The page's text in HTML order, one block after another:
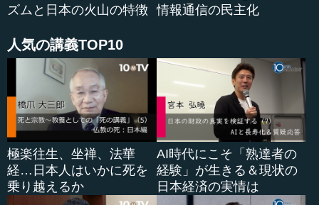
界のいくつかの原子力発電所で、海洋の温度が上がりすぎ
きています。したがって、原発に依存する温暖化...
ズムと日本の火山の特徴
情報通信の民主化
人気の講義TOP10
極楽往生、坐禅、法華
経…日本人はいかに死を
乗り越えるか
AI時代にこそ「熟達者の
経験」が生きる＆現状の
日本経済の実情は